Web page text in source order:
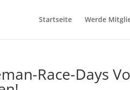
Startseite Werde
Race-Days